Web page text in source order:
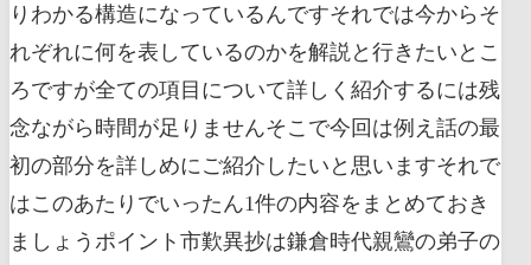
りわかる構造になっているんですそれでは今からそ
れぞれに何を表しているのかを解説と行きたいとこ
ろですが全ての項目について詳しく紹介するには残
念ながら時間が足りませんそこで今回は例え話の最
初の部分を詳しめにご紹介したいと思いますそれで
はこのあたりでいったん1件の内容をまとめておき
ましょうポイント市歎異抄は鎌倉時代親鸞の弟子の